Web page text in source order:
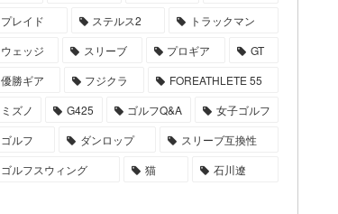
プレイド
ステルス2
トラックマン
ウェッジ
スリーブ プロギア
GT
優勝ギア
フジクラ
FOREATHLETE 55
ミズノ
G425 ゴルフQ&A
女子ゴルフ
ゴルフ
ダンロップ
スリーブ互換性
ゴルフスウィング
猫 石川遼